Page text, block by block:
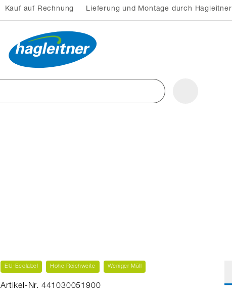
Kauf auf Rechnung Lieferung und Montage durch Hagleitner
EU-Ecolabel Hohe Reichweite Weniger Müll
Artikel-Nr. 441030051900